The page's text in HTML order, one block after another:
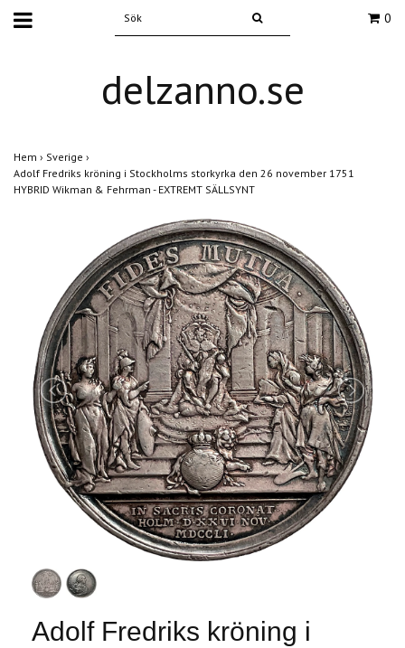
0
delzanno.se
Hem › Sverige ›
Adolf Fredriks kröning i Stockholms storkyrka den 26 november 1751
HYBRID Wikman & Fehrman - EXTREMT SÄLLSYNT
Adolf Fredriks kröning i